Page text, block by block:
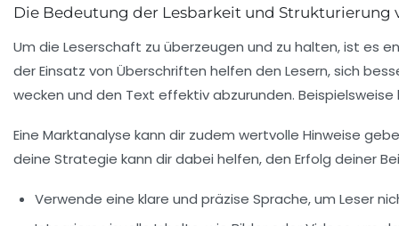
Die Bedeutung der Lesbarkeit und Strukturierung
Um die Leserschaft zu überzeugen und zu halten, ist es
der Einsatz von Überschriften helfen den Lesern, sich
wecken und den Text effektiv abzurunden.
Eine Marktanalyse kann dir zudem wertvolle Hinweise
deine Strategie kann dir dabei helfen, den Erfolg deiner
Verwende eine klare und präzise Sprache, um Leser